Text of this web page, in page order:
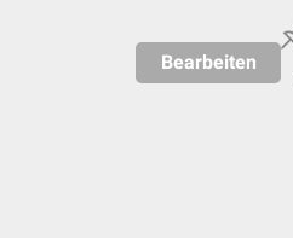
Bearbeiten